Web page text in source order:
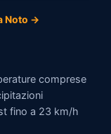
Noto →
comprese
fino a 23 km/h